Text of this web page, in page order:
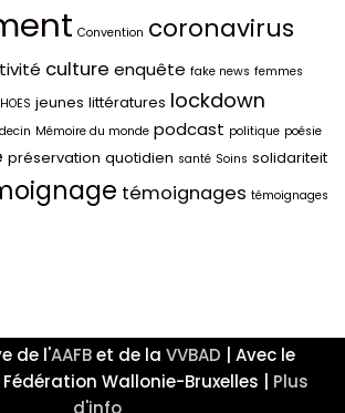
Convention coronavirus
culture enquête fake news femmes
jeunes littératures lockdown
Mémoire du monde podcast politique poésie
préservation quotidien santé Soins solidariteit
témoignages témoignages
de l'AAFBet de la VVBAD | Avec le
Wallonie-Bruxelles | Plus
d'info